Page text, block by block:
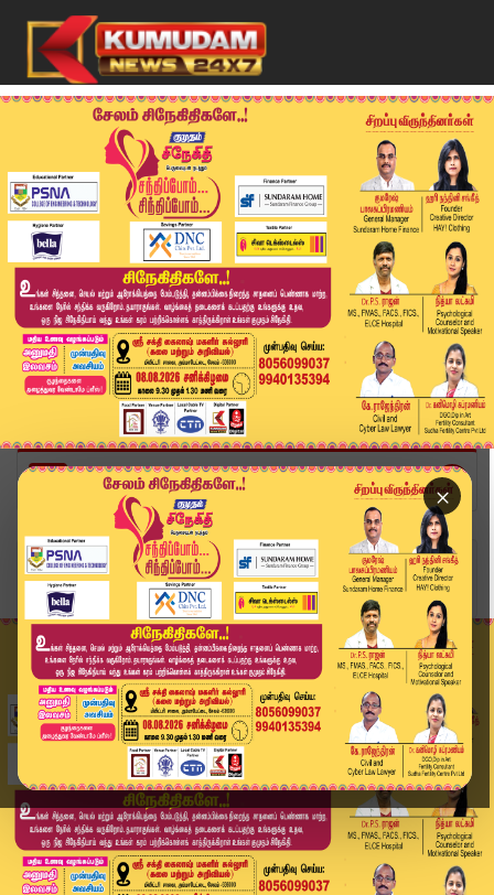
×
Home
வீடியோ ஸ்டோரி
ரஜினி ரசிகர்களுக்கு டபுல் ட்ரீட்.. வெளியான ஜெய்...